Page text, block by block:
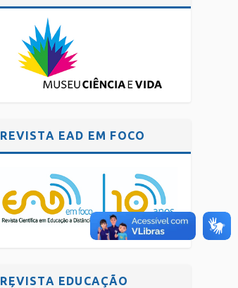
REVISTA EAD EM FOCO
REVISTA EDUCAÇÃO